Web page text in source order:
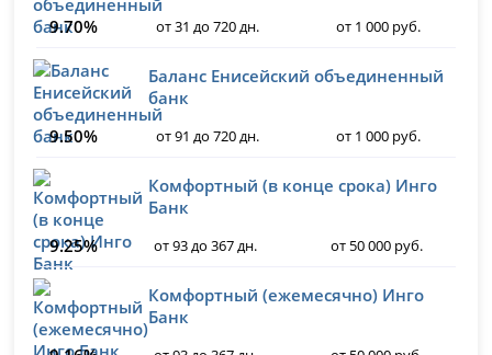
9.70%
от 31 до 720 дн. от 1 000 руб.
Баланс Енисейский объединенный
банк
9.50%
от 91 до 720 дн. от 1 000 руб.
Комфортный (в конце срока) Инго
Банк
9.25%
от 93 до 367 дн. от 50 000 руб.
Комфортный (ежемесячно) Инго
Банк